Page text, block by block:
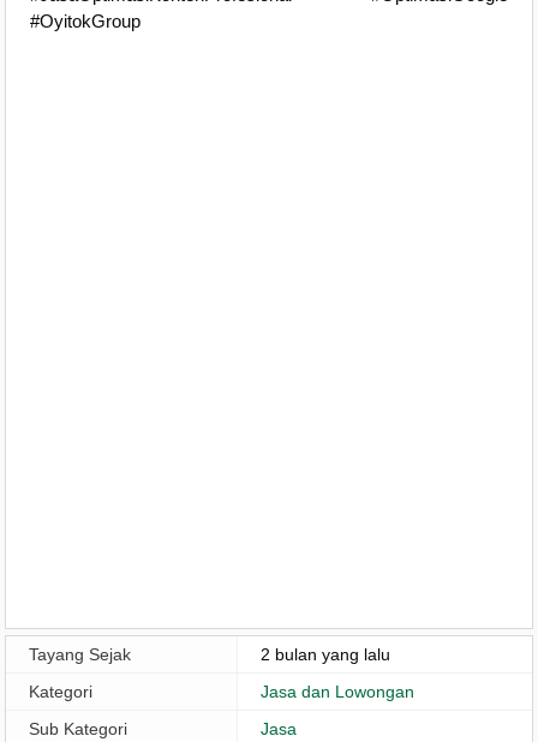
#OyitokGroup
Tayang Sejak
2 bulan yang lalu
Kategori
Jasa dan Lowongan
Sub Kategori
Jasa